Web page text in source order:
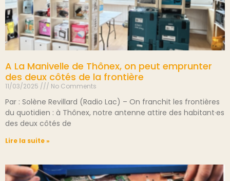
A La Manivelle de Thônex, on peut emprunter
des deux côtés de la frontière
11/03/2025 No Comments
Par : Solène Revillard (Radio Lac) – On franchit les frontières
du quotidien : à Thônex, notre antenne attire des habitant·es
des deux côtés de
Lire la suite »